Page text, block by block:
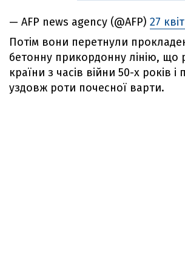
— AFP news agency (@AFP) 27
Потім вони перетнули
бетонну прикордонну лінію, що
країни з часів війни 50-х років
уздовж роти почесної варти.